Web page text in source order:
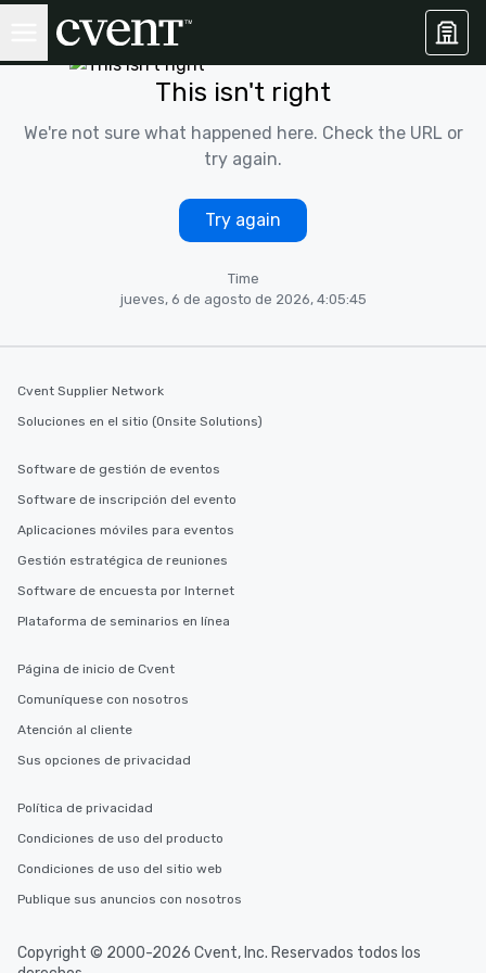
This isn't right
We're not sure what happened here. Check the URL or
try again.
Try again
Time
jueves, 6 de agosto de 2026, 4:05:45
Cvent Supplier Network
Soluciones en el sitio (Onsite Solutions)
Software de gestión de eventos
Software de inscripción del evento
Aplicaciones móviles para eventos
Gestión estratégica de reuniones
Software de encuesta por Internet
Plataforma de seminarios en línea
Página de inicio de Cvent
Comuníquese con nosotros
Atención al cliente
Sus opciones de privacidad
Política de privacidad
Condiciones de uso del producto
Condiciones de uso del sitio web
Publique sus anuncios con nosotros
Copyright © 2000-2026 Cvent, Inc. Reservados todos los